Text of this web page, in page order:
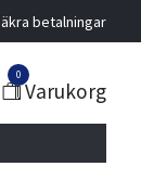
betalningar
0
Varukorg